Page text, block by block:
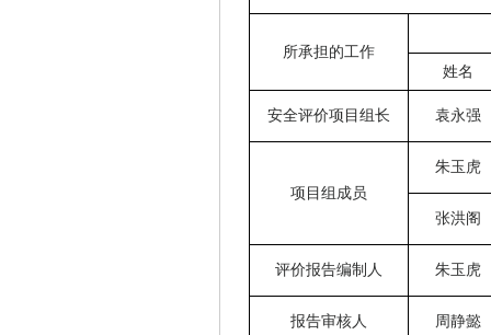
所承担的工作
姓名
安全评价项目组长 袁永强
项目组成员
朱玉虎
张洪阁
评价报告编制人 朱玉虎
报告审核人 周静懿